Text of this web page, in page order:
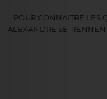
POUR CONNAITRE LES
ALEXANDRE SE